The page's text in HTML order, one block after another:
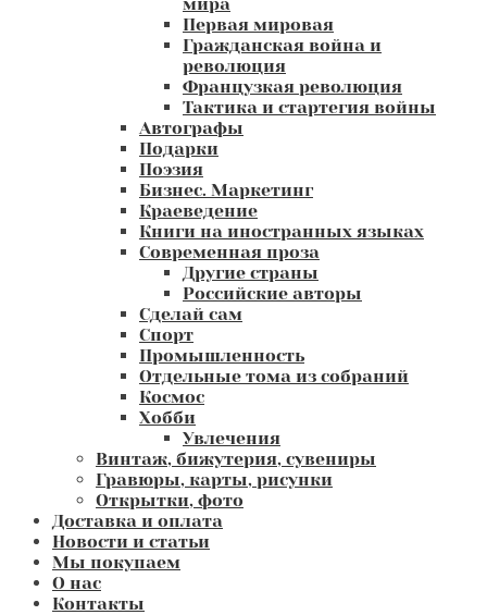
Первая мировая
Гражданская война и
революция
Французкая революция
Тактика и стартегия войны
Автографы
Подарки
Поэзия
Бизнес. Маркетинг
Краеведение
Книги на иностранных языках
Современная проза
Другие страны
Российские авторы
Сделай сам
Спорт
Промышленность
Отдельные тома из собраний
Космос
Хобби
Увлечения
Винтаж, бижутерия, сувениры
Гравюры, карты, рисунки
Открытки, фото
Доставка и оплата
Новости и статьи
Мы покупаем
О нас
Контакты